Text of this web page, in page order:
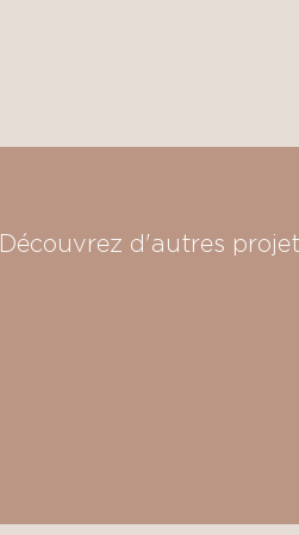
Découvrez d'autres